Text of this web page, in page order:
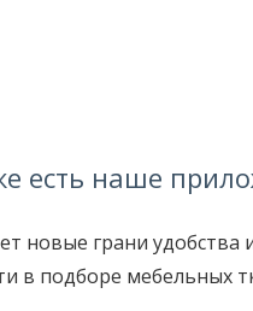
есть наше
новые грани удобства
в подборе мебельных